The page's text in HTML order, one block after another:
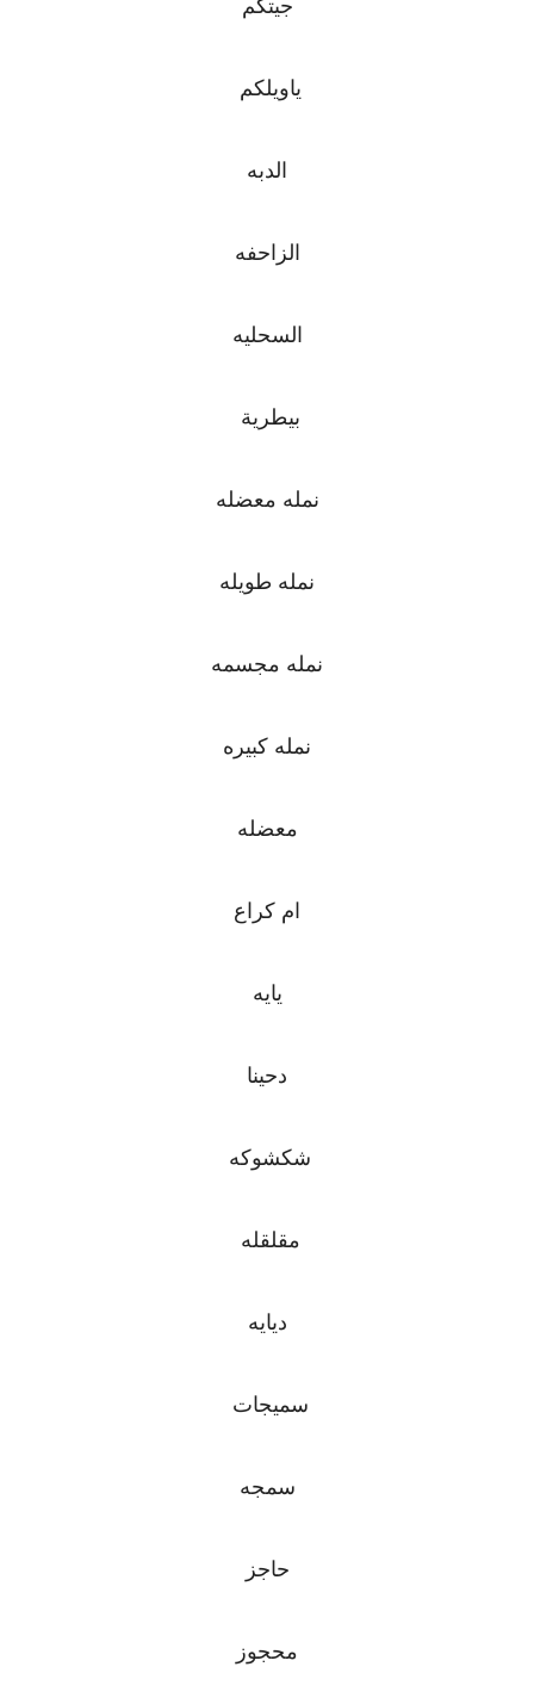
جيتكم
ياويلكم
الدبه
الزاحفه
السحليه
بيطرية
نمله معضله
نمله طويله
نمله مجسمه
نمله كبيره
معضله
ام كراع
يايه
دحينا
شكشوكه
مقلقله
ديايه
سميجات
سمجه
حاجز
محجوز